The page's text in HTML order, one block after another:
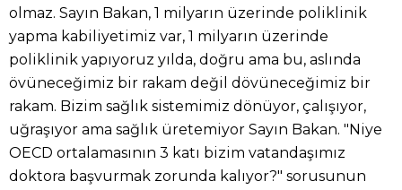
olmaz. Sayın Bakan, 1 milyarın üzerinde poliklinik
yapma kabiliyetimiz var, 1 milyarın üzerinde
poliklinik yapıyoruz yılda, doğru ama bu, aslında
övüneceğimiz bir rakam değil dövüneceğimiz bir
rakam. Bizim sağlık sistemimiz dönüyor, çalışıyor,
uğraşıyor ama sağlık üretemiyor Sayın Bakan. "Niye
OECD ortalamasının 3 katı bizim vatandaşımız
doktora başvurmak zorunda kalıyor?" sorusunun